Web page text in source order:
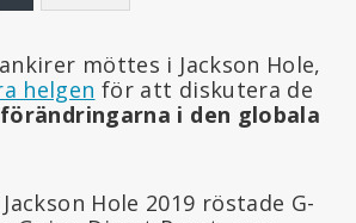
möttes i Jackson Hole,
helgen för att diskutera de
i den globala
Hole 2019 röstade G-